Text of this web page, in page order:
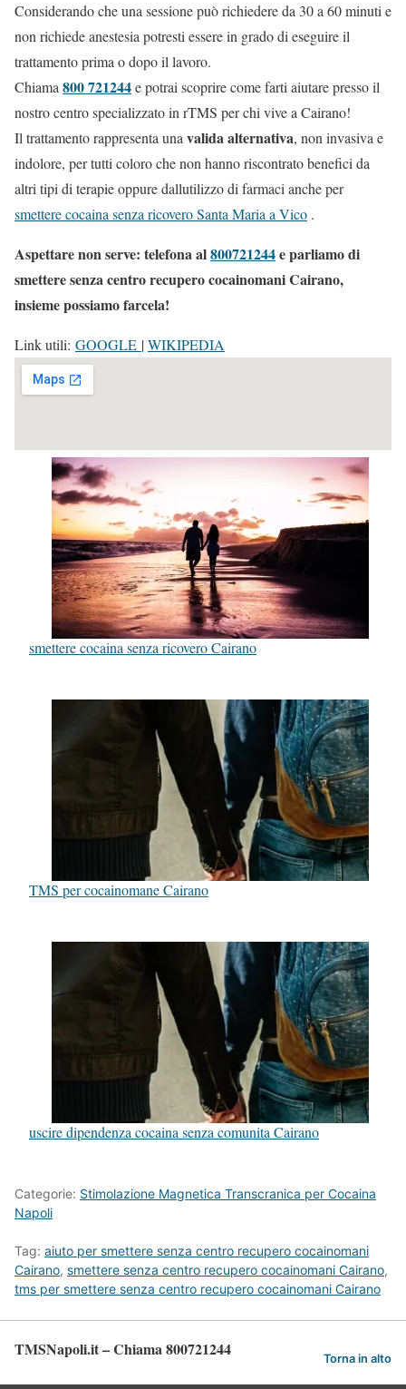
Considerando che una sessione può richiedere da 30 a 60 minuti e
non richiede anestesia potresti essere in grado di eseguire il
trattamento prima o dopo il lavoro.
Chiama800 721244e potrai scoprire come farti aiutare presso il
nostro centro specializzato in rTMS per chi vive a Cairano!
Il trattamento rappresenta unavalida alternativa, non invasiva e
indolore, per tutti coloro che non hanno riscontrato benefici da
altri tipi di terapie oppure dallutilizzo di farmaci anche per
smettere cocaina senza ricovero Santa Maria a Vico .
Aspettare non serve: telefona al800721244e parliamo di
smettere senza centro recupero cocainomani Cairano,
insieme possiamo farcela!
Link utili: GOOGLE |WIKIPEDIA
smettere cocaina senza ricovero Cairano
TMS per cocainomane Cairano
uscire dipendenza cocaina senza comunita Cairano
Categorie: Stimolazione Magnetica Transcranica per Cocaina
Napoli
Tag: aiuto per smettere senza centro recupero cocainomani
Cairano, smettere senza centro recupero cocainomani Cairano,
tms per smettere senza centro recupero cocainomani Cairano
TMSNapoli.it – Chiama 800721244 Torna in alto